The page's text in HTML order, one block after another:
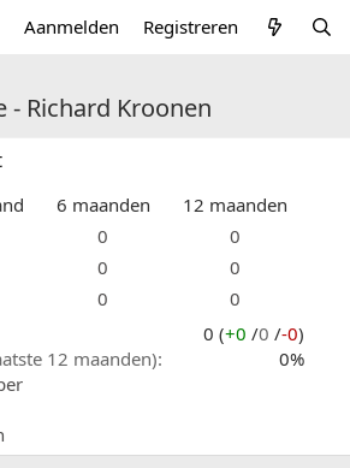
Aanmelden Registreren
- Richard Kroonen
6 maanden
12 maanden
0
0
0
0
0
0
0 (+0 /0 /-0)
12 maanden)
0%